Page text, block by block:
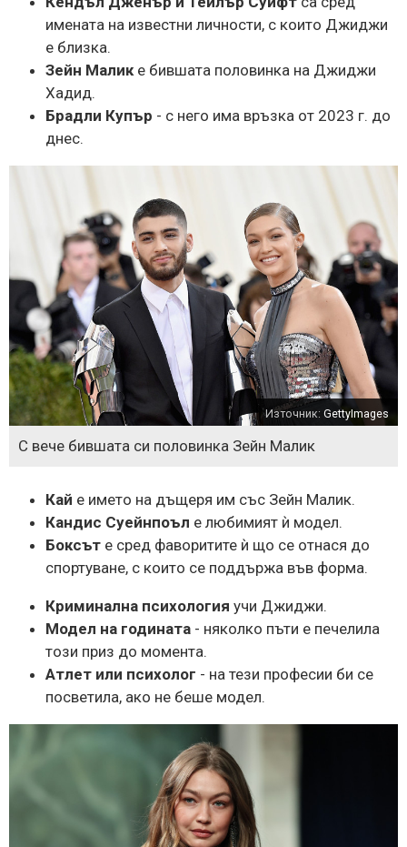
имената на известни личности, с които Джиджи
е близка.
Зейн Малике бившата половинка на Джиджи
Хадид.
Брадли Купър - с него има връзка от 2023 г. до
днес.
Източник: GettyImages
С вече бившата си половинка Зейн Малик
Кай е името на дъщеря им със Зейн Малик.
Кандис Суейнпоъл е любимият ѝ модел.
Боксът е сред фаворитите ѝ що се отнася до
спортуване, с които се поддържа във форма.
Криминална психология учи Джиджи.
Модел на годината - няколко пъти е печелила
този приз до момента.
Атлет или психолог - на тези професии би се
посветила, ако не беше модел.